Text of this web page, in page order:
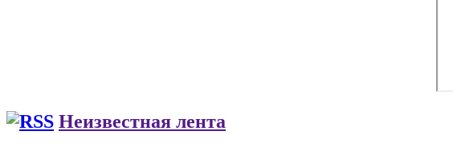
Неизвестная лента